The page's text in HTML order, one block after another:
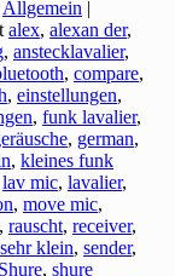
Allgemein |
alex,alexan der,
,anstecklavalier,
,compare,
,einstellungen,
,funk lavalier,
, german,
,kleines funk
lav mic,lavalier,
,move mic,
,rauscht,receiver,
sehr klein,sender,
Shure,shure